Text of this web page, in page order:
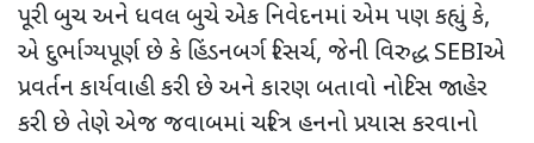
પૂરી બુચ અને ધવલ બુચે એક નિવેદનમાં એમ પણ કહ્યું કે,
એ દુર્ભાગ્યપૂર્ણ છે કે હિંડનબર્ગ રિસર્ચ, જેની વિરુદ્ધ SEBIએ
પ્રવર્તન કાર્યવાહી કરી છે અને કારણ બતાવો નોટિસ જાહેર
કરી છે તેણે એજ જવાબમાં ચરિત્ર હનનો પ્રયાસ કરવાનો